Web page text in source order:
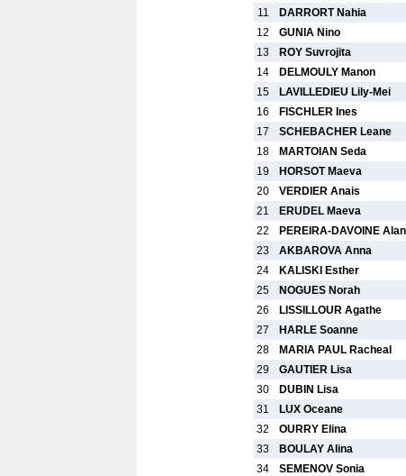
11
DARRORT Nahia
12
GUNIA Nino
13
ROY Suvrojita
14
DELMOULY Manon
15
LAVILLEDIEU Lily-Mei
16
FISCHLER Ines
17
SCHEBACHER Leane
18
MARTOIAN Seda
19
HORSOT Maeva
20
VERDIER Anais
21
ERUDEL Maeva
22
PEREIRA-DAVOINE
23
AKBAROVA Anna
24
KALISKI Esther
25
NOGUES Norah
26
LISSILLOUR Agathe
27
HARLE Soanne
28
MARIA PAUL Racheal
29
GAUTIER Lisa
30
DUBIN Lisa
31
LUX Oceane
32
OURRY Elina
33
BOULAY Alina
34
SEMENOV Sonia